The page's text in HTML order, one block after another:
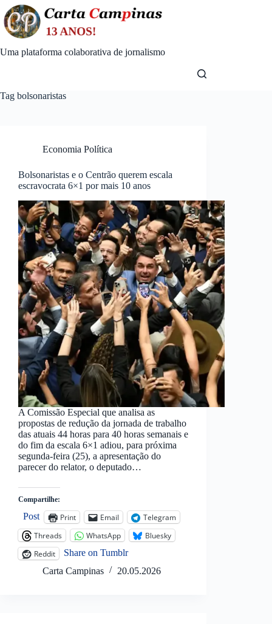
Skip
to
content
Uma plataforma colaborativa de jornalismo
Tag bolsonaristas
Economia Política
Bolsonaristas e o Centrão querem escala
escravocrata 6×1 por mais 10 anos
A Comissão Especial que analisa as
propostas de redução da jornada de trabalho
das atuais 44 horas para 40 horas semanais e
do fim da escala 6×1 adiou, para próxima
segunda-feira (25), a apresentação do
parecer do relator, o deputado…
Compartilhe:
Post Print Email
Telegram
Threads
WhatsApp
Bluesky
Reddit
Share on Tumblr
Carta Campinas
20.05.2026